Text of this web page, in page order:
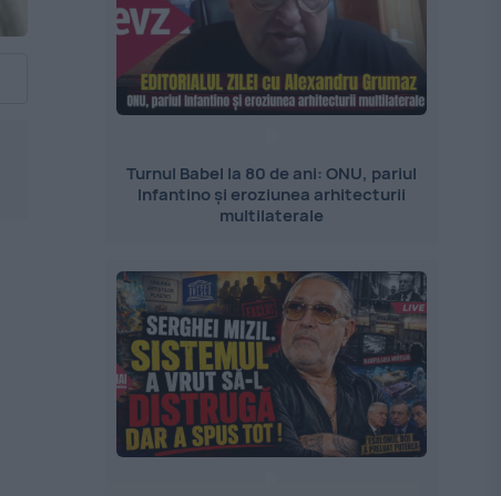
Turnul Babel la 80 de ani: ONU, pariul
Infantino și eroziunea arhitecturii
multilaterale